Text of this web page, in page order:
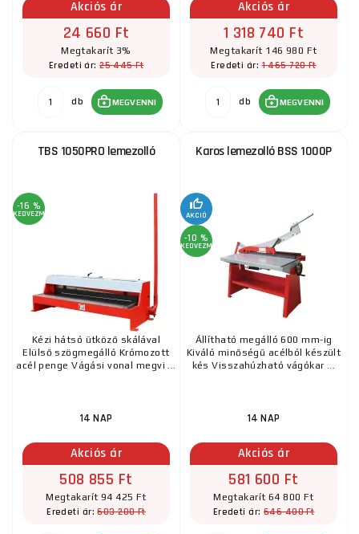
Akciós ár
24 660 Ft
Megtakarít 3%
Eredeti ár:25 445 Ft
db MEGVENNI
Akciós ár
1 318 740 Ft
Megtakarít 146 980 Ft
Eredeti ár:1 465 720 Ft
db MEGVENNI
TBS 1050PRO lemezolló
-16 %
KEDVEZMÉNY
Kézi hátsó ütköző skálával
Elülső szögmegálló Krómozott
acél penge Vágási vonal megvi ...
14 NAP
Akciós ár
508 855 Ft
Megtakarít 94 425 Ft
Eredeti ár:603 280 Ft
Karos lemezolló BSS 1000P
AKCIÓ
-10 %
KEDVEZMÉNY
Állítható megálló 600 mm-ig
Kiváló minőségű acélból készült
kés Visszahúzható vágókar ...
14 NAP
Akciós ár
581 600 Ft
Megtakarít 64 800 Ft
Eredeti ár: 646 400 Ft